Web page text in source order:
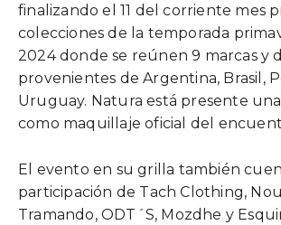
finalizando el 11 del corriente mes
colecciones de la temporada
2024 donde se reúnen 9 marcas y
provenientes de Argentina, Brasil,
Uruguay. Natura está presente
como maquillaje oficial del
El evento en su grilla también
participación de Tach Clothing,
Tramando, ODT´S, Mozdhe y